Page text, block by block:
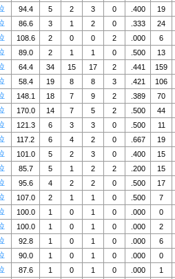
94.4 5 2 3 0 .400 19
86.6 3 1 2 0 .333 24
108.6 2 0 0 2 .000 6
89.0 2 1 1 0 .500 13
64.4 34 15 17 2 .441 159
58.4 19 8 8 3 .421 106
148.1 18 7 9 2 .389 70
170.0 14 7 5 2 .500 44
121.3 6 3 3 0 .500 11
117.2 6 4 2 0 .667 19
101.0 5 2 3 0 .400 15
85.7 5 1 2 2 .200 15
95.6 4 2 2 0 .500 17
107.0 2 1 1 0 .500 7
100.0 1 0 1 0 .000 0
100.0 1 0 1 0 .000 2
92.8 1 0 1 0 .000 6
90.0 1 0 1 0 .000 0
87.6 1 0 1 0 .000 1